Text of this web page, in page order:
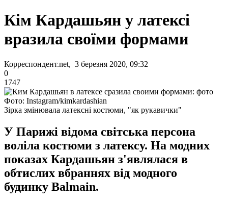
Кім Кардашьян у латексі
вразила своїми формами
Корреспондент.net, 3 березня 2020, 09:32
0
1747
Фото: Instagram/kimkardashian
Зірка змінювала латексні костюми, "як рукавички"
У Парижі відома світська персона
воліла костюми з латексу. На модних
показах Кардашьян з'являлася в
обтислих вбраннях від модного
будинку Balmain.